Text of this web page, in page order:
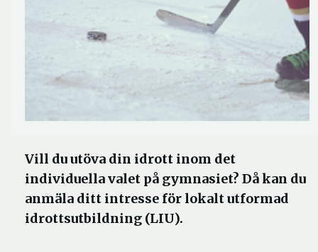
Vill du utöva din idrott inom det
individuella valet på gymnasiet? Då kan du
anmäla ditt intresse för lokalt utformad
idrottsutbildning (LIU).